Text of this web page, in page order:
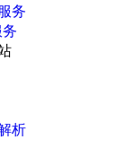
务
析